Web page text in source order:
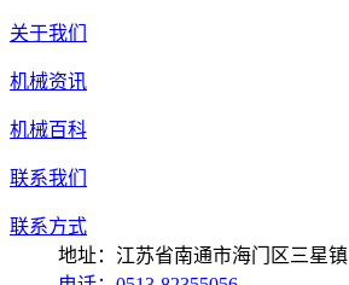
关于我们
机械资讯
机械百科
联系我们
联系方式
地址：江苏省南通市海门区三星镇